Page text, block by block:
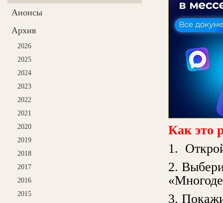
Анонсы
Архив
2026
2025
2024
2023
2022
2021
2020
2019
2018
2017
2016
2015
Как это
1.
2.
3.